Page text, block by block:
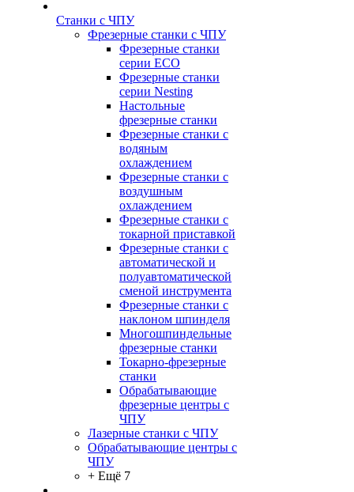
Станки с ЧПУ
Фрезерные станки с ЧПУ
Фрезерные станки
серии ECO
Фрезерные станки
серии Nesting
Настольные
фрезерные станки
Фрезерные станки с
водяным
охлаждением
Фрезерные станки с
воздушным
охлаждением
Фрезерные станки с
токарной приставкой
Фрезерные станки с
автоматической и
полуавтоматической
сменой инструмента
Фрезерные станки с
наклоном шпинделя
Многошпиндельные
фрезерные станки
Токарно-фрезерные
станки
Обрабатывающие
фрезерные центры с
ЧПУ
Лазерные станки с ЧПУ
Обрабатывающие центры с
ЧПУ
+ Ещё 7